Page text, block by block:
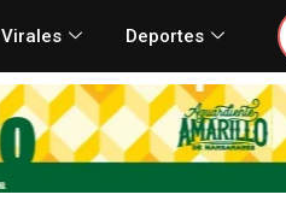
Virales Deportes